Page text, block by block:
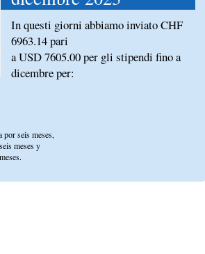
In questi giorni abbiamo inviato CHF
6963.14 pari
a USD 7605.00 per gli stipendi fino a
dicembre per:
por seis meses,
meses y